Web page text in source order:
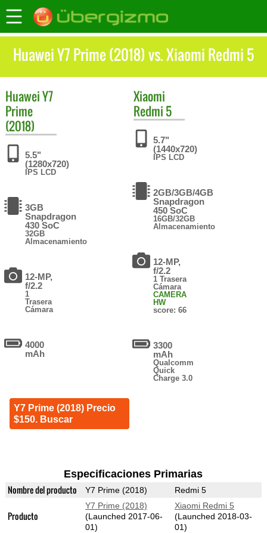
Huawei Y7 Prime (2018) vs. Xiaomi Redmi 5
HuaweiY7
Prime
(2018)
5.5"
(1280x720)
IPS LCD
3GB
Snapdragon
430 SoC
32GB
Almacenamiento
12-MP,
f/2.2
1
Trasera
Cámara
4000
mAh
Y7 Prime (2018) Precio
$150. Buscar
Xiaomi
Redmi 5
5.7"
(1440x720)
IPS LCD
2GB/3GB/4GB
Snapdragon
450 SoC
16GB/32GB
Almacenamiento
12-MP,
f/2.2
1 Trasera
Cámara
CAMERA
HW
score: 66
3300
mAh
Qualcomm
Quick
Charge 3.0
Especificaciones Primarias
Nombre del producto Y7 Prime (2018) Redmi 5
Producto
Y7 Prime (2018)
(Launched 2017-06-
01)
Xiaomi Redmi 5
(Launched 2018-03-
01)